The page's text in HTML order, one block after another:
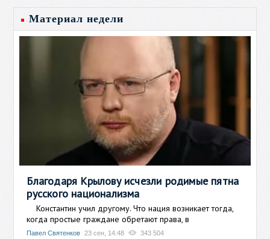
Материал недели
Благодаря Крылову исчезли родимые пятна
русского национализма
Константин учил другому. Что нация возникает тогда,
когда простые граждане обретают права, в
Павел Святенков 23 сен, 14:48 343 504